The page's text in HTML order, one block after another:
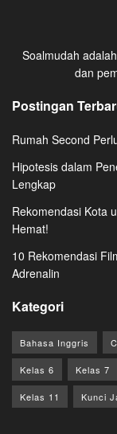
Soalmudah
dan
Postingan
Rumah Second
Hipotesis dalam
Lengkap
Rekomendasi Kota
Hemat!
10 Rekomendasi
Adrenalin
Kategori
Bahasa Inggris
Kelas 6 Kelas 7
Kelas 11 Kunci